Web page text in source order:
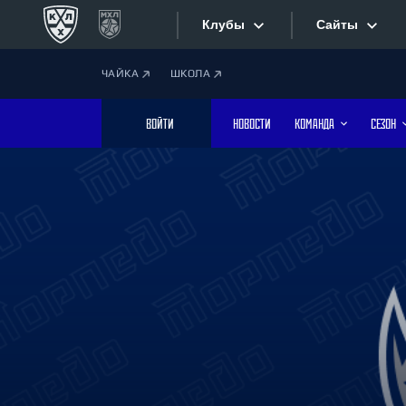
Клубы
Дивизион Боброва
Лада
Сайты
Фотобанк
ЧАЙКА ШКОЛА
ВОЙТИ НОВОСТИ КОМАНДА СЕЗОН